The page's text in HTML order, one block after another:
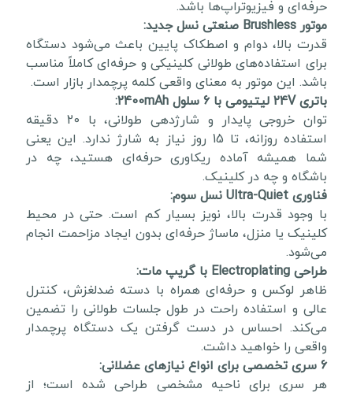
حرفه‌ای و فیزیوتراپ‌ها باشد.
موتور Brushless صنعتی نسل جدید:
قدرت بالا، دوام و اصطکاک پایین باعث می‌شود دستگاه
برای استفاده‌های طولانی کلینیکی و حرفه‌ای کاملاً مناسب
باشد. این موتور به معنای واقعی کلمه پرچمدار بازار است.
باتری 24V لیتیومی با 6 سلول 2400mAh:
توان خروجی پایدار و شارژدهی طولانی، با 20 دقیقه
استفاده روزانه، تا 15 روز نیاز به شارژ ندارد. این یعنی
شما همیشه آماده ریکاوری حرفه‌ای هستید، چه در
باشگاه و چه در کلینیک.
فناوری Ultra-Quiet نسل سوم:
با وجود قدرت بالا، نویز بسیار کم است. حتی در محیط
کلینیک یا منزل، ماساژ حرفه‌ای بدون ایجاد مزاحمت انجام
می‌شود.
طراحی Electroplating با گریپ مات:
ظاهر لوکس و حرفه‌ای همراه با دسته ضدلغزش، کنترل
عالی و استفاده راحت در طول جلسات طولانی را تضمین
می‌کند. احساس در دست گرفتن یک دستگاه پرچمدار
واقعی را خواهید داشت.
6 سری تخصصی برای انواع نیازهای عضلانی:
هر سری برای ناحیه مشخصی طراحی شده است؛ از